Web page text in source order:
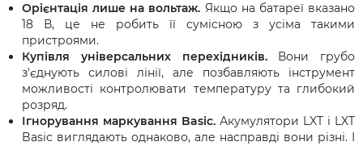
Орієнтація лише на вольтаж. Якщо на батареї вказано
18 В, це не робить її сумісною з усіма такими
пристроями.
Купівля універсальних перехідників.Вони грубо
з'єднують силові лінії, але позбавляють інструмент
можливості контролювати температуру та глибокий
розряд.
Ігнорування маркування Basic. Акумулятори LXT і LXT
Basic виглядають однаково, але насправді вони різні. І